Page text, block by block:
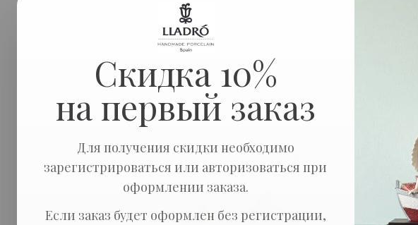
Скидка 10%
на первый заказ
Для получения скидки необходимо
зарегистрироваться или авторизоваться при
оформлении заказа.
Если заказ будет оформлен без регистрации,